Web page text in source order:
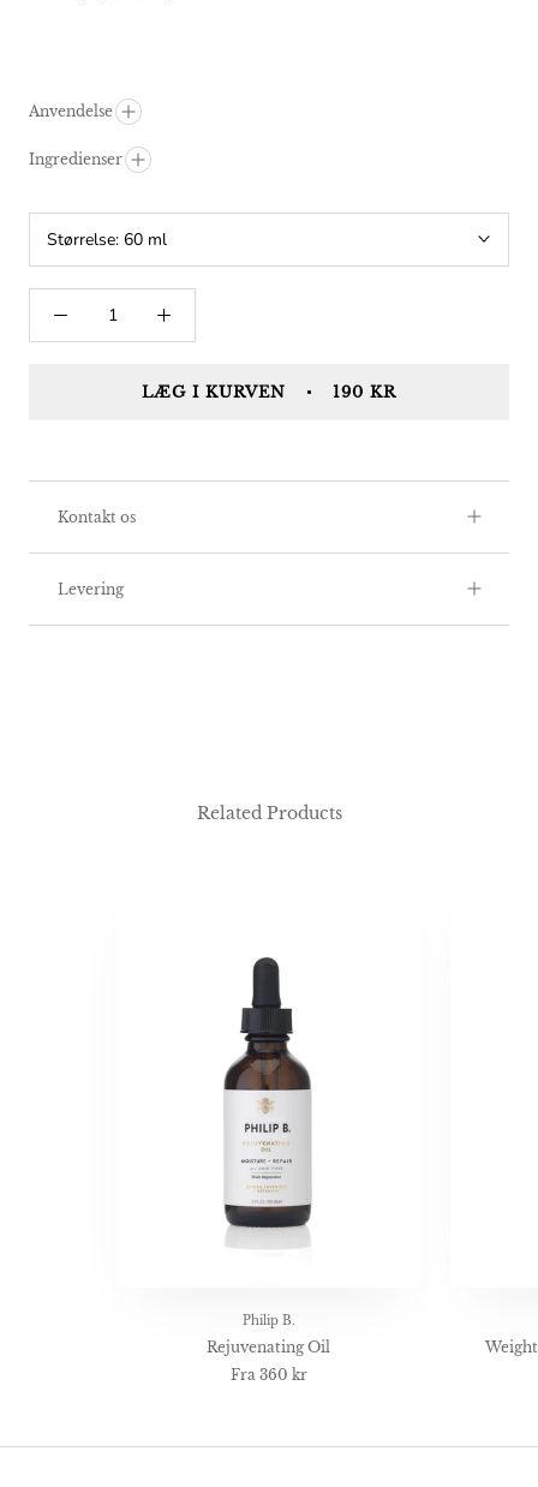
Anvendelse
Ingredienser
Størrelse: 60 ml
LÆG I KURVEN 190 KR
Kontakt os
Levering
Related Products
Philip B.
Rejuvenating Oil
Fra 360 kr